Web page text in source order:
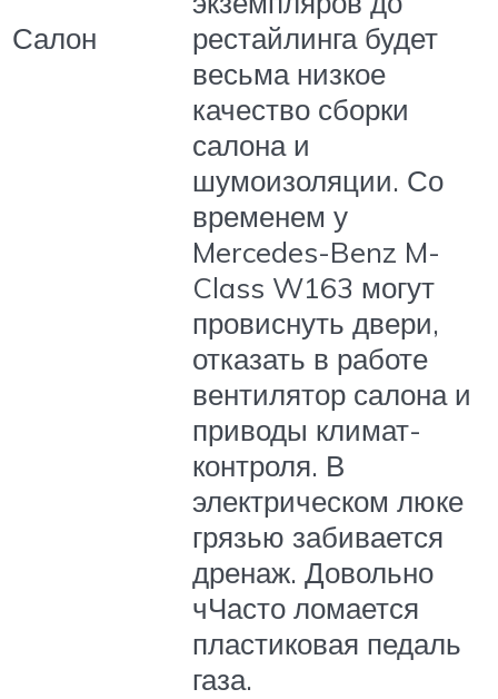
Салон
рестайлинга будет
весьма низкое
качество сборки
салона и
шумоизоляции. Со
временем у
Mercedes-Benz M-
Class W163 могут
провиснуть двери,
отказать в работе
вентилятор салона и
приводы климат-
контроля. В
электрическом люке
грязью забивается
дренаж. Довольно
чЧасто ломается
пластиковая педаль
газа.